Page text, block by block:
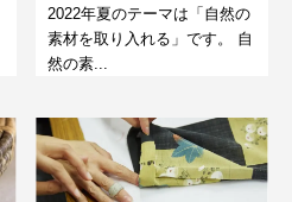
2022年夏のテーマは「自然の
素材を取り入れる」です。 自
然の素...